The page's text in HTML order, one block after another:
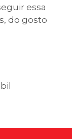
essa
do gosto